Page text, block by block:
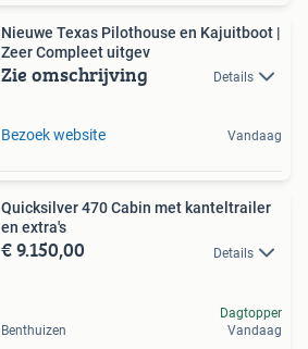
Nieuwe Texas Pilothouse en Kajuitboot |
Zeer Compleet uitgev
Zie omschrijving Details
Bezoek website Vandaag
Quicksilver 470 Cabin met kanteltrailer
en extra's
€ 9.150,00 Details
Benthuizen
Dagtopper
Vandaag